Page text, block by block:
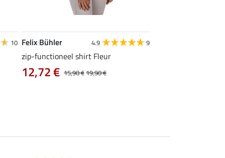
10 Felix Bühler 4.9 9
zip-functioneel shirt Fleur
15,90 €19,90 €
12,72 €